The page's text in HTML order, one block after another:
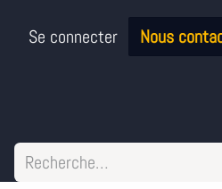
Se connecter Nous